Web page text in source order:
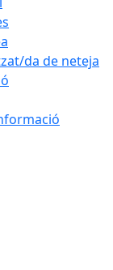
da de neteja